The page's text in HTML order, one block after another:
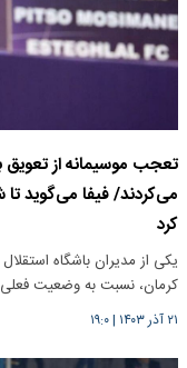
تعجب موسیمانه از تعویق
کرد
یکی از مدیران باشگاه
کرمان، نسبت به وضعیت
۲۱ آذر ۱۴۰۳ |۱۹:۰